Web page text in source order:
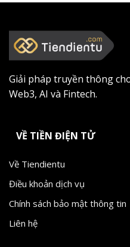
Giải pháp truyền thông
Web3, AI và Fintech.
VỀ TIỀN ĐIỆN TỬ
Về Tiendientu
Điều khoản dịch vụ
Chính sách bảo mật thông tin
Liên hệ